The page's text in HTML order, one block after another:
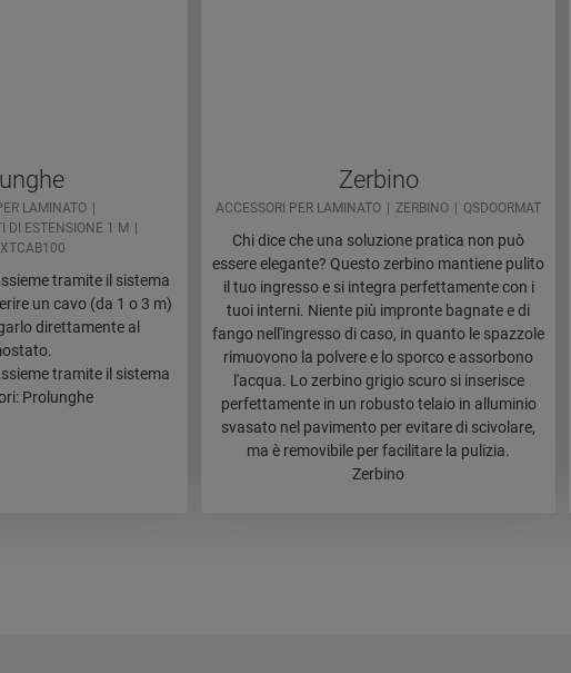
LAMINATO
DI ESTENSIONE 1 M
tramite il sistema
un cavo (da 1 o 3 m)
direttamente al
tramite il sistema
Prolunghe
Zerbino
ACCESSORI PER LAMINATO ZERBINO QSDOORMAT
Chi dice che una soluzione pratica non può
essere elegante? Questo zerbino mantiene pulito
il tuo ingresso e si integra perfettamente con i
tuoi interni. Niente più impronte bagnate e di
fango nell'ingresso di caso, in quanto le spazzole
rimuovono la polvere e lo sporco e assorbono
l'acqua. Lo zerbino grigio scuro si inserisce
perfettamente in un robusto telaio in alluminio
svasato nel pavimento per evitare di scivolare,
ma è removibile per facilitare la pulizia.
Zerbino